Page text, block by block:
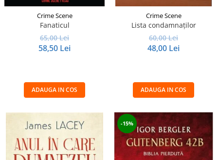
Crime Scene
Fanaticul
65,00 Lei
58,50 Lei
ADAUGA IN COS
Crime Scene
Lista condamnaților
60,00 Lei
48,00 Lei
ADAUGA IN COS
-15%